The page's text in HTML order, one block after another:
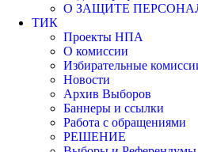
О ЗАЩИТЕ
ТИК
Проекты НПА
О комиссии
Избирательные
Новости
Архив Выборов
Баннеры и ссылки
Работа с обращениями
РЕШЕНИЕ